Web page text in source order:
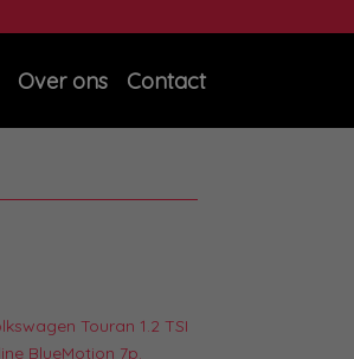
Over ons Contact